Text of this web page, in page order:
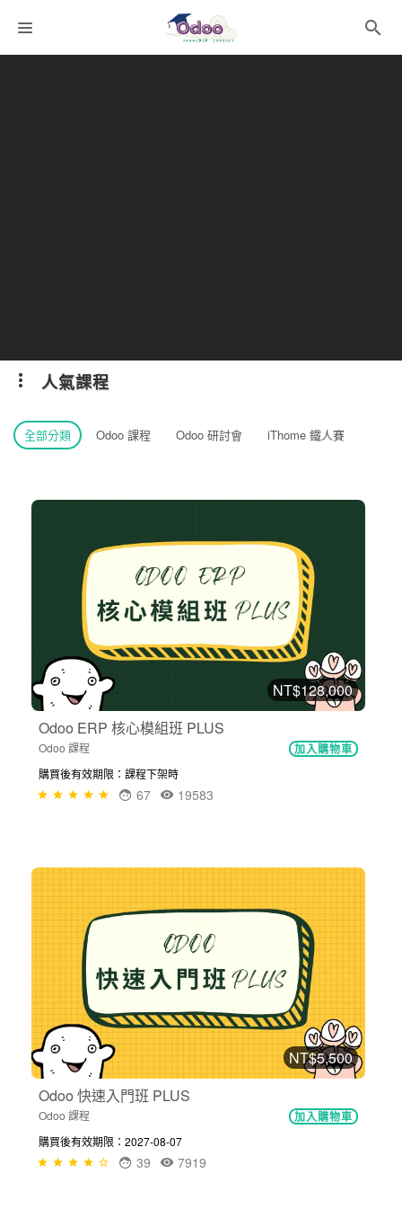
人氣課程
全部分類 Odoo 課程 Odoo 研討會 iThome 鐵人賽
NT$128,000
Odoo ERP 核心模組班 PLUS
Odoo 課程 加入購物車
購買後有效期限：課程下架時
19583
67
NT$5,500
Odoo 快速入門班 PLUS
Odoo 課程 加入購物車
購買後有效期限：2027-08-07
7919
39